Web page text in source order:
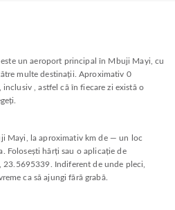
un aeroport principal în Mbuji Mayi, cu
multe destinații. Aproximativ 0
, astfel că în fiecare zi există o
Mayi, la aproximativ km de — un loc
Folosești hărți sau o aplicație de
Indiferent de unde pleci,
ca să ajungi fără grabă.